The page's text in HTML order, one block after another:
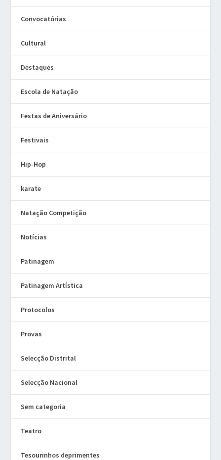
Convocatórias
Cultural
Destaques
Escola de Natação
Festas de Aniversário
Festivais
Hip-Hop
karate
Natação Competição
Notícias
Patinagem
Patinagem Artística
Protocolos
Provas
Selecção Distrital
Selecção Nacional
Sem categoria
Teatro
Tesourinhos deprimentes